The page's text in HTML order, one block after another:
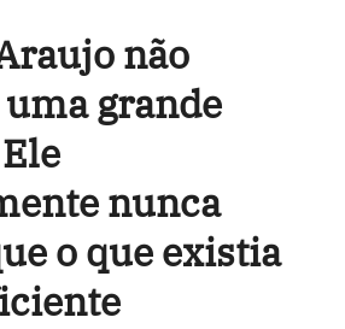
não
grande
nunca
o que existia